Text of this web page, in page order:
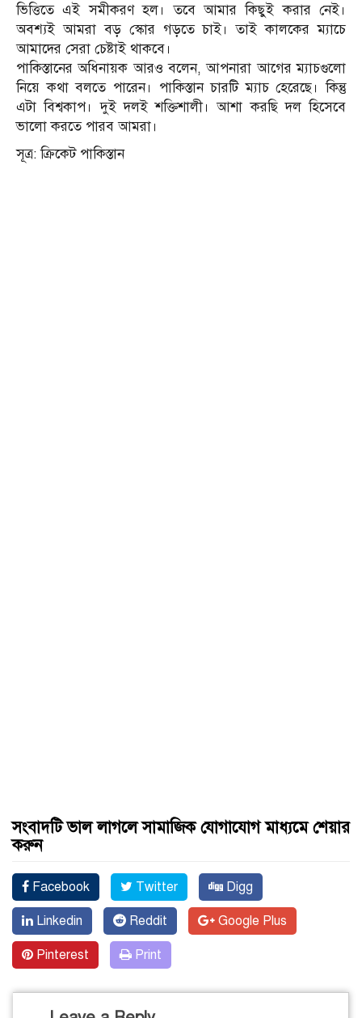
ভিত্তিতে এই সমীকরণ হল। তবে আমার কিছুই করার নেই।
অবশ্যই আমরা বড় স্কোর গড়তে চাই। তাই কালকের ম্যাচে
আমাদের সেরা চেষ্টাই থাকবে।
পাকিস্তানের অধিনায়ক আরও বলেন, আপনারা আগের ম্যাচগুলো
নিয়ে কথা বলতে পারেন। পাকিস্তান চারটি ম্যাচ হেরেছে। কিন্তু
এটা বিশ্বকাপ। দুই দলই শক্তিশালী। আশা করছি দল হিসেবে
ভালো করতে পারব আমরা।
সূত্র: ক্রিকেট পাকিস্তান
সংবাদটি ভাল লাগলে সামাজিক যোগাযোগ মাধ্যমে শেয়ার
করুন
Facebook Twitter Digg
Linkedin Reddit Google Plus
Pinterest Print